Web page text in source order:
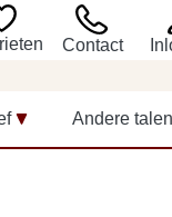
Contact
Andere talen